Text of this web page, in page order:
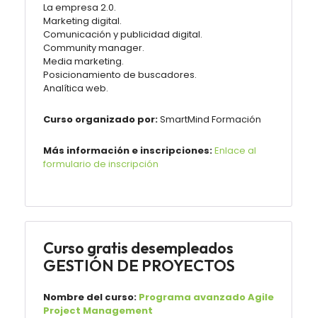
La empresa 2.0.
Marketing digital.
Comunicación y publicidad digital.
Community manager.
Media marketing.
Posicionamiento de buscadores.
Analítica web.
Curso organizado por:SmartMind Formación
Más información e inscripciones:Enlace al
formulario de inscripción
Curso gratis desempleados
GESTIÓN DE PROYECTOS
Nombre del curso: Programa avanzado Agile
Project Management